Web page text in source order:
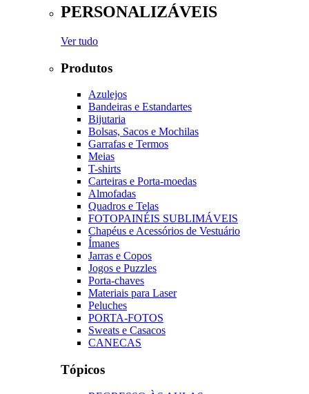
PERSONALIZÁVEIS
Ver tudo
Produtos
Azulejos
Bandeiras e Estandartes
Bijutaria
Bolsas, Sacos e Mochilas
Garrafas e Termos
Meias
T-shirts
Carteiras e Porta-moedas
Almofadas
Quadros e Telas
FOTOPAINÉIS SUBLIMÁVEIS
Chapéus e Acessórios de Vestuário
Ímanes
Jarras e Copos
Jogos e Puzzles
Porta-chaves
Materiais para Laser
Peluches
PORTA-FOTOS
Sweats e Casacos
CANECAS
Tópicos